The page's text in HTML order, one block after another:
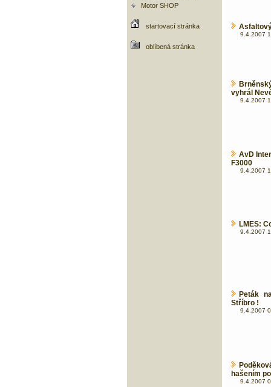
Motor SHOP
startovací stránka
oblíbená stránka
9.4.2007
vyhrál
9.4.2007
AvD
F3000
9.4.2007
LMES:
9.4.2007
Peták
Stříbro !
9.4.2007
hašením
9.4.2007